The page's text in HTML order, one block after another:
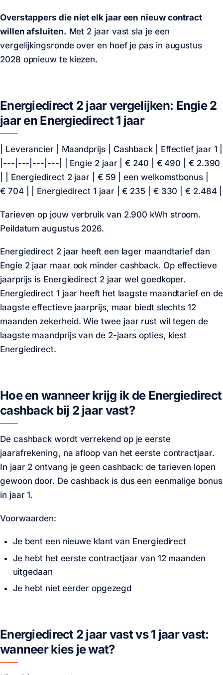
Overstappers die niet elk jaar een nieuw contract
willen afsluiten. Met 2 jaar vast sla je een
vergelijkingsronde over en hoef je pas in augustus
2028 opnieuw te kiezen.
Energiedirect 2 jaar vergelijken: Engie 2
jaar en Energiedirect 1 jaar
| Leverancier | Maandprijs | Cashback | Effectief jaar 1 |
|---|---|---|---| | Engie 2 jaar |€ 240 € 490
€ 2.390
| | Energiedirect 2 jaar | € 59 |een welkomstbonus|
€ 704| | Energiedirect 1 jaar |€ 235| € 330 |€ 2.484|
Tarieven op jouw verbruik van 2.900 kWh stroom.
Peildatum augustus 2026.
Energiedirect 2 jaar heeft een lager maandtarief dan
Engie 2 jaar maar ook minder cashback. Op effectieve
jaarprijs is Energiedirect 2 jaar wel goedkoper.
Energiedirect 1 jaar heeft het laagste maandtarief en de
laagste effectieve jaarprijs, maar biedt slechts 12
maanden zekerheid. Wie twee jaar rust wil tegen de
laagste maandprijs van de 2-jaars opties, kiest
Energiedirect.
Hoe en wanneer krijg ik de Energiedirect
cashback bij 2 jaar vast?
De cashback wordt verrekend op je eerste
jaarafrekening, na afloop van het eerste contractjaar.
In jaar 2 ontvang je geen cashback: de tarieven lopen
gewoon door. De cashback is dus een eenmalige bonus
in jaar 1.
Voorwaarden:
Je bent een nieuwe klant van Energiedirect
Je hebt het eerste contractjaar van 12 maanden
uitgedaan
Je hebt niet eerder opgezegd
Energiedirect 2 jaar vast vs 1 jaar vast:
wanneer kies je wat?